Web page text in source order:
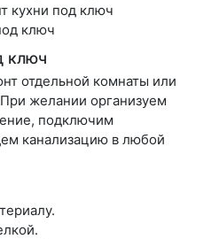
кухни под ключ
ключ
ключ
отдельной комнаты или
желании организуем
подключим
канализацию в любой